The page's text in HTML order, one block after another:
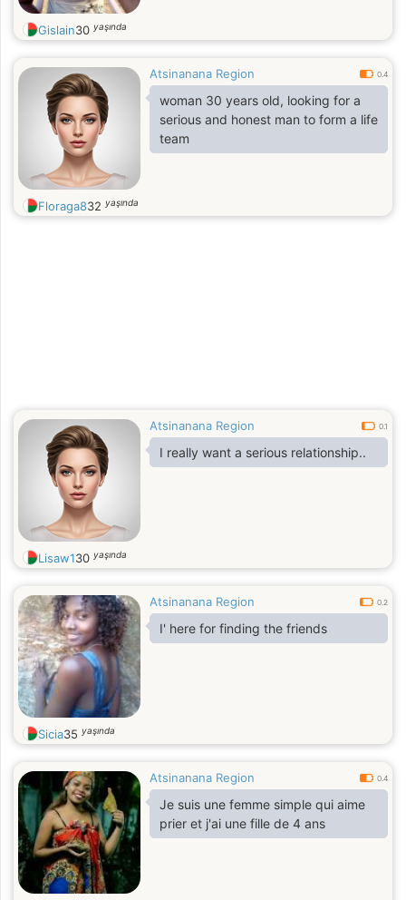
Gislain30 yaşında
Atsinanana Region 0.4
woman 30 years old, looking for a
serious and honest man to form a life
team
Floraga832 yaşında
Atsinanana Region 0.1
I really want a serious relationship..
Lisaw130 yaşında
Atsinanana Region 0.2
I' here for finding the friends
Sicia35 yaşında
Atsinanana Region 0.4
Je suis une femme simple qui aime
prier et j'ai une fille de 4 ans